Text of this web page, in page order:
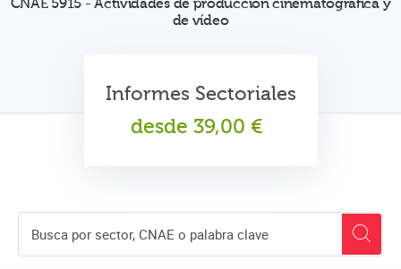
CNAE 5915 - Actividades de producción cinematográfica y
de vídeo
Informes Sectoriales
desde 39,00 €